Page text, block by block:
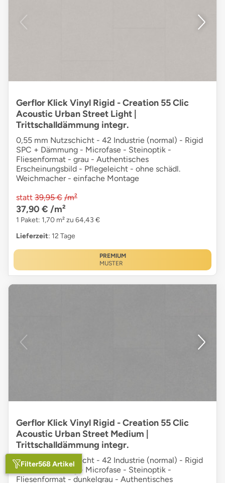
Gerflor Klick Vinyl Rigid - Creation 55 Clic
Acoustic Urban Street Light |
Trittschalldämmung integr.
0,55 mm Nutzschicht - 42 Industrie (normal) - Rigid
SPC + Dämmung - Microfase - Steinoptik -
Fliesenformat - grau - Authentisches
Erscheinungsbild - Pflegeleicht - ohne schädl.
Weichmacher - einfache Montage
statt 39,95 € /m²
37,90 € /m²
1 Paket: 1,70 m² zu 64,43 €
Lieferzeit: 12 Tage
PREMIUM
MUSTER
Gerflor Klick Vinyl Rigid - Creation 55 Clic
Acoustic Urban Street Medium |
Trittschalldämmung integr.
0,55 mm Nutzschicht - 42 Industrie (normal) - Rigid
SPC + Dämmung - Microfase - Steinoptik -
Fliesenformat - dunkelgrau - Authentisches
Filter568 Artikel